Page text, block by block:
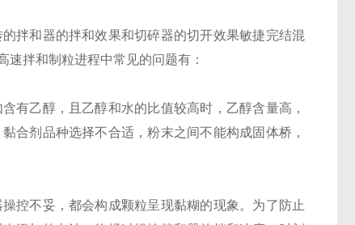
拌和器的拌和效果和切碎器的切开效果敏捷完结混
拌和制粒进程中常见的问题有：
有乙醇，且乙醇和水的比值较高时，乙醇含量高，
合剂品种选择不合适，粉末之间不能构成固体桥，
控不妥，都会构成颗粒呈现黏糊的现象。为了防止